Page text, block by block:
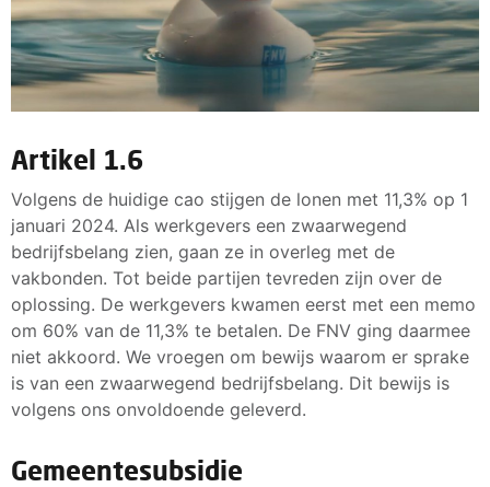
Artikel 1.6
Volgens de huidige cao stijgen de lonen met 11,3% op 1
januari 2024. Als werkgevers een zwaarwegend
bedrijfsbelang zien, gaan ze in overleg met de
vakbonden. Tot beide partijen tevreden zijn over de
oplossing. De werkgevers kwamen eerst met een memo
om 60% van de 11,3% te betalen. De FNV ging daarmee
niet akkoord. We vroegen om bewijs waarom er sprake
is van een zwaarwegend bedrijfsbelang. Dit bewijs is
volgens ons onvoldoende geleverd.
Gemeentesubsidie